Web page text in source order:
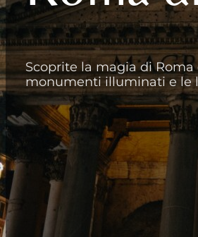
Scoprite la magia di
monumenti illuminati e le